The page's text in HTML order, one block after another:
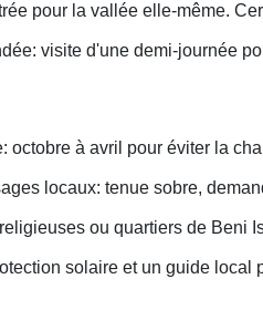
pour la vallée elle-même.
visite d'une demi-journée
octobre à avril pour éviter la
locaux: tenue sobre,
ou quartiers de Beni
solaire et un guide